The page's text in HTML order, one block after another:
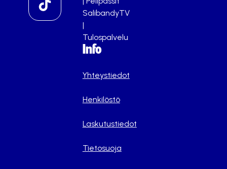
SalibandyTV
|
Tulospalvelu
Info
Yhteystiedot
Henkilöstö
Laskutustiedot
Tietosuoja